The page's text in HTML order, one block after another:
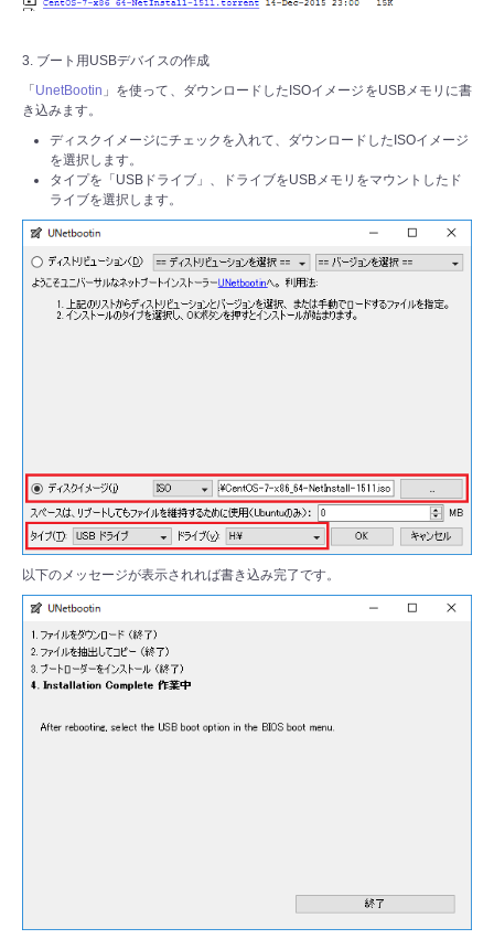
3. ブート用USBデバイスの作成
「UnetBootin 」を使って、ダウンロードしたISOイメージをUSBメモリに書
き込みます。
ディスクイメージにチェックを入れて、ダウンロードしたISOイメージ
を選択します。
タイプを「USBドライブ」、ドライブをUSBメモリをマウントしたド
ライブを選択します。
以下のメッセージが表示されれば書き込み完了です。